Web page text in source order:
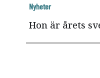
Hon är årets
Nyheter